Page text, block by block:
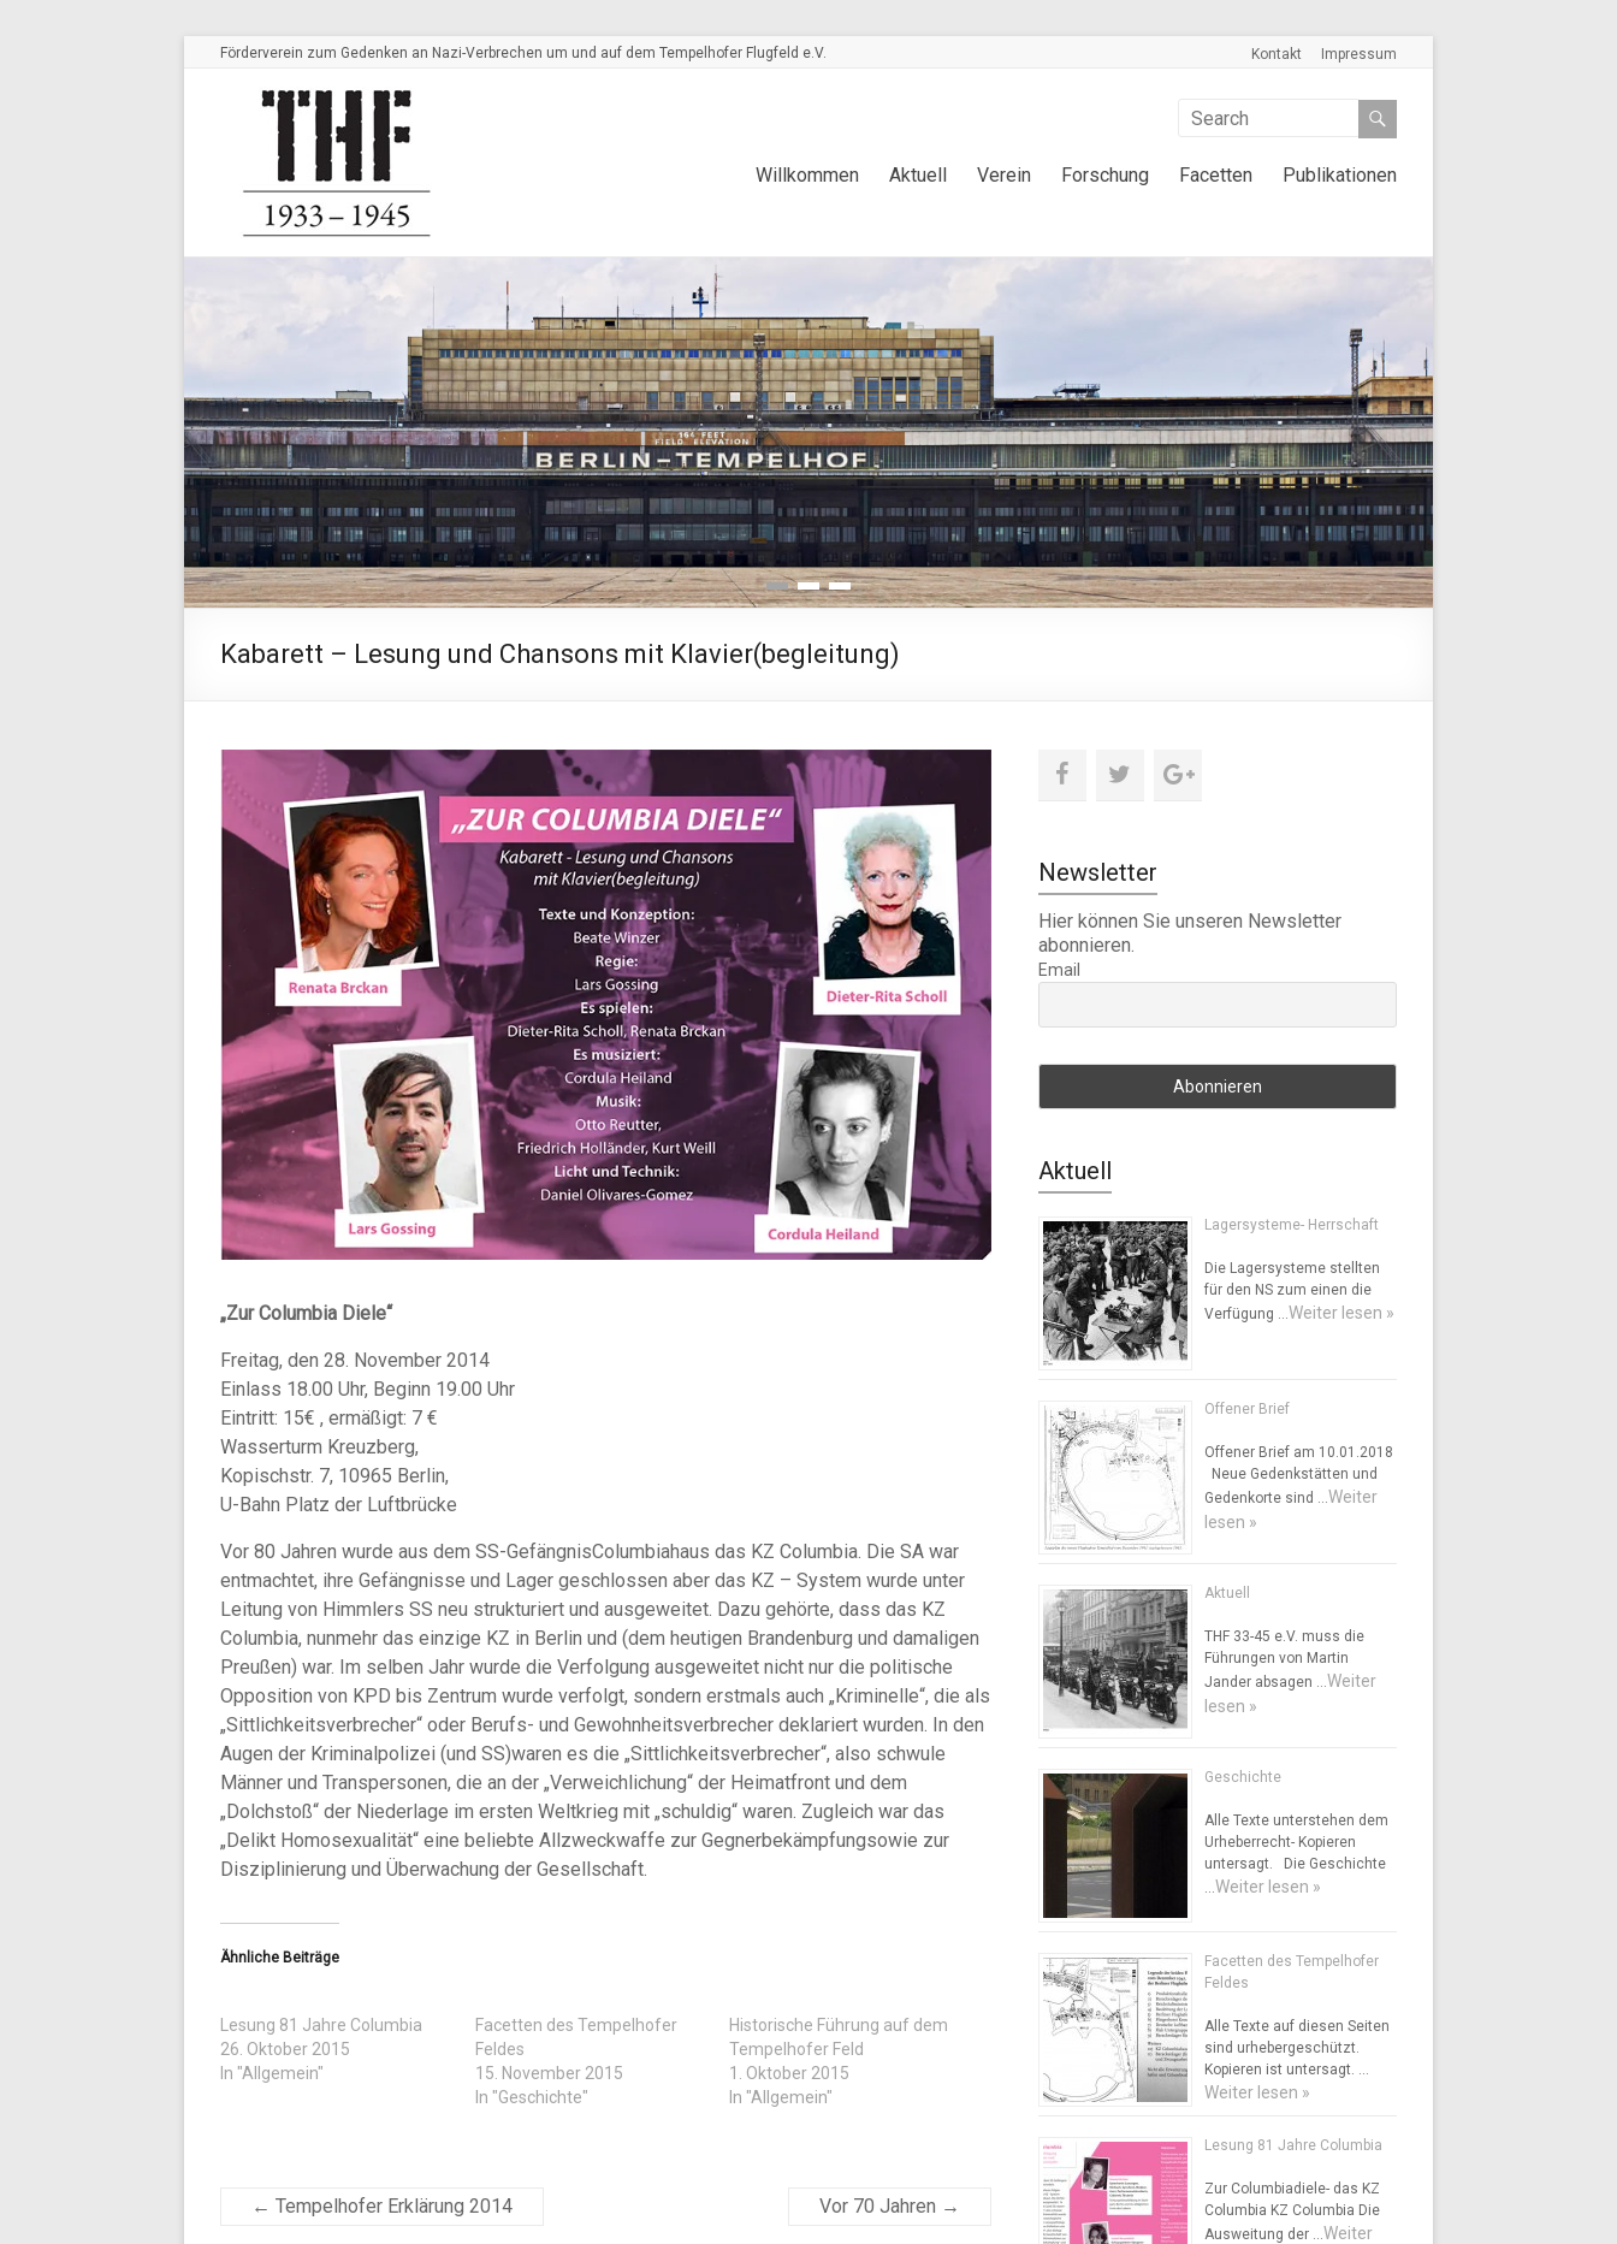
Förderverein zum Gedenken an Nazi-Verbrechen um und auf dem Tempelhofer Flugfeld e.V. Kontakt Impressum
Willkommen Aktuell Verein Forschung Facetten Publikationen
1 2 3
Kabarett – Lesung und Chansons mit Klavier(begleitung)
„Zur Columbia Diele“
Freitag, den 28. November 2014
Einlass 18.00 Uhr, Beginn 19.00 Uhr
Eintritt: 15€ , ermäßigt: 7 €
Wasserturm Kreuzberg,
Kopischstr. 7, 10965 Berlin,
U-Bahn Platz der Luftbrücke
Vor 80 Jahren wurde aus dem SS-GefängnisColumbiahaus das KZ Columbia. Die SA war
entmachtet, ihre Gefängnisse und Lager geschlossen aber das KZ – System wurde unter
Leitung von Himmlers SS neu strukturiert und ausgeweitet. Dazu gehörte, dass das KZ
Columbia, nunmehr das einzige KZ in Berlin und (dem heutigen Brandenburg und damaligen
Preußen) war. Im selben Jahr wurde die Verfolgung ausgeweitet nicht nur die politische
Opposition von KPD bis Zentrum wurde verfolgt, sondern erstmals auch „Kriminelle“, die als
„Sittlichkeitsverbrecher“ oder Berufs- und Gewohnheitsverbrecher deklariert wurden. In den
Augen der Kriminalpolizei (und SS)waren es die „Sittlichkeitsverbrecher“, also schwule
Männer und Transpersonen, die an der „Verweichlichung“ der Heimatfront und dem
„Dolchstoß“ der Niederlage im ersten Weltkrieg mit „schuldig“ waren. Zugleich war das
„Delikt Homosexualität“ eine beliebte Allzweckwaffe zur Gegnerbekämpfungsowie zur
Disziplinierung und Überwachung der Gesellschaft.
Ähnliche Beiträge
Lesung 81 Jahre Columbia
26. Oktober 2015
In "Allgemein"
Facetten des Tempelhofer
Feldes
15. November 2015
In "Geschichte"
Historische Führung auf dem
Tempelhofer Feld
1. Oktober 2015
In "Allgemein"
← Tempelhofer Erklärung 2014 Vor 70 Jahren →
Newsletter
Hier können Sie unseren Newsletter
abonnieren.
Email
Aktuell
Lagersysteme- Herrschaft
Die Lagersysteme stellten
für den NS zum einen die
Verfügung … Weiter lesen »
Offener Brief
Offener Brief am 10.01.2018
Neue Gedenkstätten und
Gedenkorte sind … Weiter
lesen »
Aktuell
THF 33-45 e.V. muss die
Führungen von Martin
Jander absagen … Weiter
lesen »
Geschichte
Alle Texte unterstehen dem
Urheberrecht- Kopieren
untersagt. Die Geschichte
Weiter lesen »
Facetten des Tempelhofer
Feldes
Alle Texte auf diesen Seiten
sind urhebergeschützt.
Kopieren ist untersagt. …
Weiter lesen »
Lesung 81 Jahre Columbia
Zur Columbiadiele- das KZ
Columbia KZ Columbia Die
Ausweitung der … Weiter